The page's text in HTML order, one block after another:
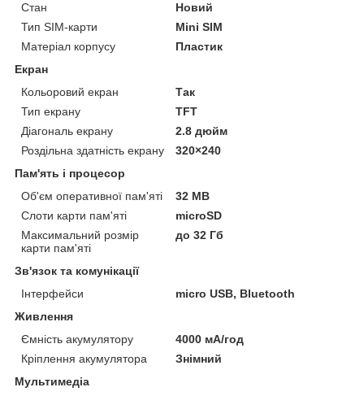
Стан
Новий
Тип SIM-карти
Mini SIM
Матеріал корпусу
Пластик
Екран
Кольоровий екран
Так
Тип екрану
TFT
Діагональ екрану
2.8 дюйм
Роздільна здатність екрану
320×240
Пам'ять і процесор
Об'єм оперативної пам'яті
32 MB
Слоти карти пам'яті
microSD
Максимальний розмір
карти пам'яті
до 32 Гб
Зв'язок та комунікації
Інтерфейси
micro USB, Bluetooth
Живлення
Ємність акумулятору
4000 мА/год
Кріплення акумулятора
Знімний
Мультимедіа